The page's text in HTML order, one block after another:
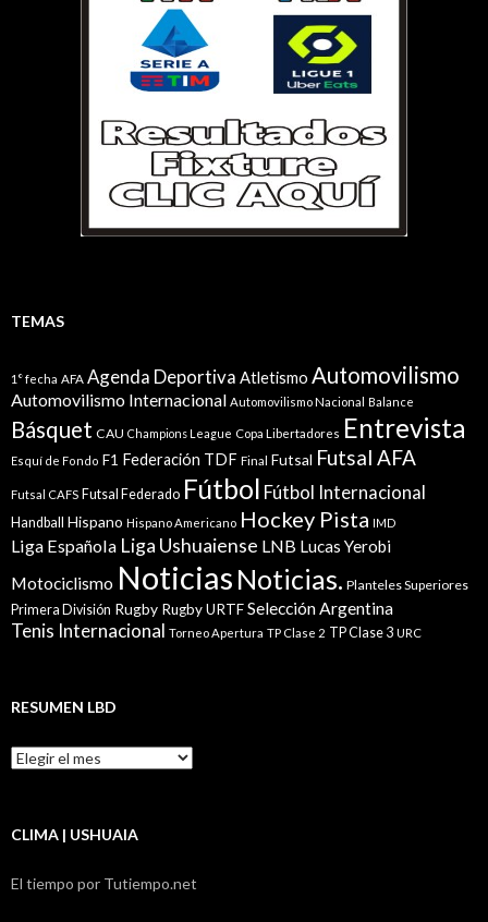
TEMAS
1° fecha AFA Agenda Deportiva Atletismo Automovilismo
Automovilismo Internacional Automovilismo Nacional Balance
Básquet CAU Champions League Copa Libertadores Entrevista
Esquí de Fondo F1 Federación TDF Final Futsal Futsal AFA
Futsal CAFS Futsal Federado Fútbol Fútbol Internacional
Handball Hispano Hispano Americano Hockey Pista IMD
Liga Española Liga Ushuaiense LNB Lucas Yerobi
Motociclismo Noticias Noticias. Planteles Superiores
Primera División Rugby Rugby URTFSelección Argentina
Tenis Internacional Torneo Apertura TP Clase 2 TP Clase 3 URC
RESUMEN LBD
Resumen
LBD
CLIMA | USHUAIA
El tiempo por Tutiempo.net